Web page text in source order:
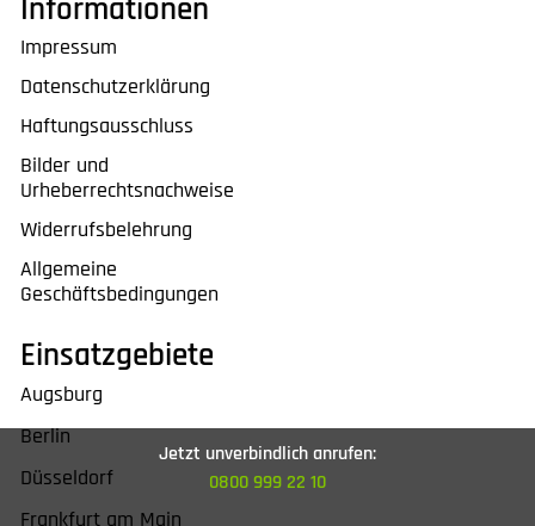
Informationen
Impressum
Datenschutzerklärung
Haftungsausschluss
Bilder und
Urheberrechtsnachweise
Widerrufsbelehrung
Allgemeine
Geschäftsbedingungen
Einsatzgebiete
Augsburg
Berlin
Düsseldorf
Frankfurt am Main
Jetzt unverbindlich anrufen:
0800 999 22 10